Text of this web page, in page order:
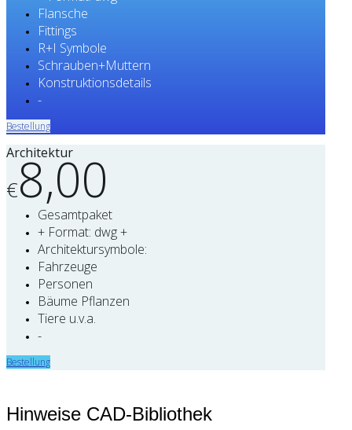
Flansche
Fittings
R+I Symbole
Schrauben+Muttern
Konstruktionsdetails
-
Bestellung
Architektur
€8,00
Gesamtpaket
+ Format: dwg +
Architektursymbole:
Fahrzeuge
Personen
Bäume Pflanzen
Tiere u.v.a.
-
Bestellung
Hinweise CAD-Bibliothek